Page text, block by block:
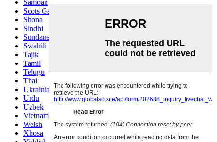
Samoan
Scots Gaelic
Shona
Sindhi
Sundanese
Swahili
Tajik
Tamil
Telugu
Thai
Ukrainian
Urdu
Uzbek
Vietnamese
Welsh
Xhosa